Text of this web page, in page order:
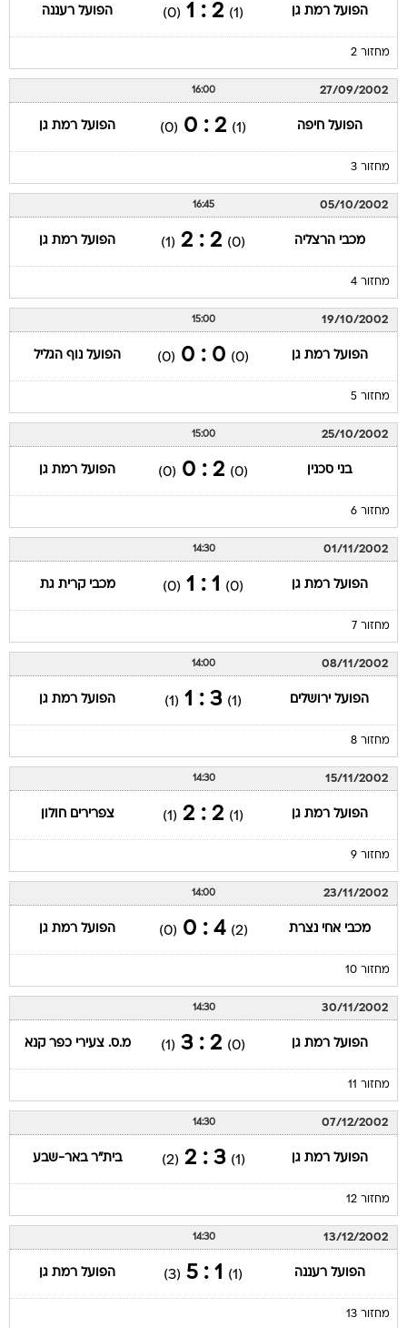
הפועל רמת גן (1)
2 : 1
(0) הפועל רעננה
מחזור 2
27/09/2002
16:00
הפועל חיפה (1)
2 : 0
(0) הפועל רמת גן
מחזור 3
05/10/2002
16:45
מכבי הרצליה (0)
2 : 2
(1) הפועל רמת גן
מחזור 4
19/10/2002
15:00
הפועל רמת גן (0)
0 : 0
(0) הפועל נוף הגליל
מחזור 5
25/10/2002
15:00
בני סכנין (0)
2 : 0
(0) הפועל רמת גן
מחזור 6
01/11/2002
14:30
הפועל רמת גן (0)
1 : 1
(0) מכבי קרית גת
מחזור 7
08/11/2002
14:00
הפועל ירושלים (1)
3 : 1
(1) הפועל רמת גן
מחזור 8
15/11/2002
14:30
הפועל רמת גן (1)
2 : 2
(1) צפרירים חולון
מחזור 9
23/11/2002
14:00
מכבי אחי נצרת (2)
4 : 0
(0) הפועל רמת גן
מחזור 10
30/11/2002
14:30
הפועל רמת גן (0)
2 : 3
(1) מ.ס. צעירי כפר קנא
מחזור 11
07/12/2002
14:30
הפועל רמת גן (1)
3 : 2
(2) בית"ר באר-שבע
מחזור 12
13/12/2002
14:30
הפועל רעננה (1)
1 : 5
(3) הפועל רמת גן
מחזור 13